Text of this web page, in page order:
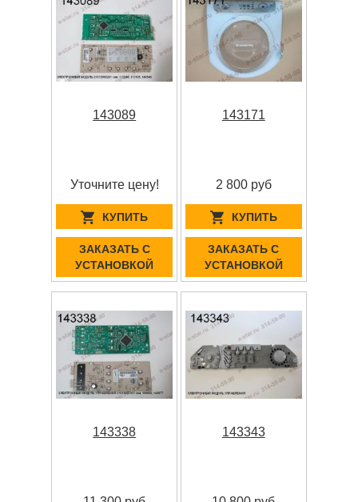
143089
Уточните цену!
КУПИТЬ
ЗАКАЗАТЬ С
УСТАНОВКОЙ
143171
2 800 руб
КУПИТЬ
ЗАКАЗАТЬ С
УСТАНОВКОЙ
143338 143343